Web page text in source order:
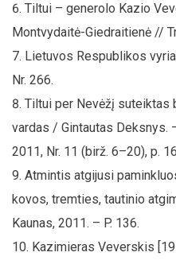
Tiltui – generolo Kazio
Montvydaitė-Giedraitienė //
Lietuvos Respublikos
Nr. 266.
Tiltui per Nevėžį suteiktas
vardas / Gintautas Deksnys.
2011, Nr. 11 (birž. 6–20), p.
Atmintis atgijusi
kovos, tremties, tautinio
Kaunas, 2011. – P. 136.
Kazimieras Veverskis